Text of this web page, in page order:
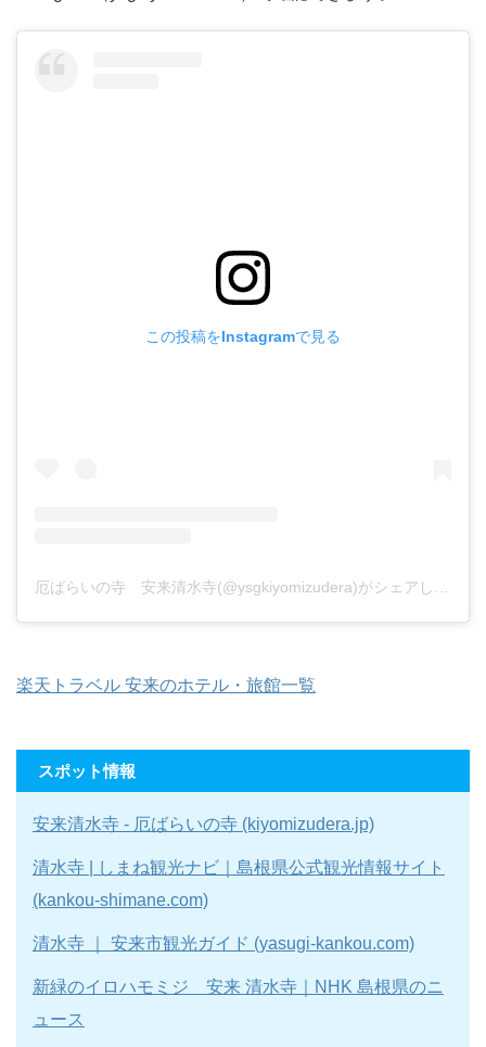
この投稿をInstagramで見る
楽天トラベル 安来のホテル・旅館一覧
スポット情報
安来清水寺 - 厄ばらいの寺 (kiyomizudera.jp)
清水寺 | しまね観光ナビ｜島根県公式観光情報サイト
(kankou-shimane.com)
清水寺 ｜ 安来市観光ガイド (yasugi-kankou.com)
新緑のイロハモミジ 安来 清水寺｜NHK 島根県のニ
ュース